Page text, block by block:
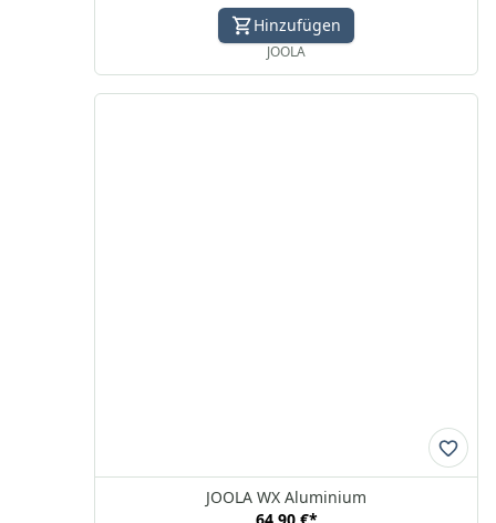
Hinzufügen
JOOLA
JOOLA WX Aluminium